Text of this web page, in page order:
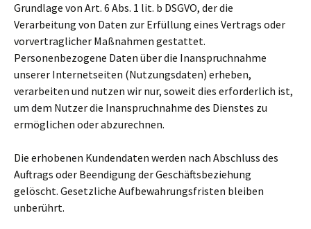
Grundlage von Art. 6 Abs. 1 lit. b DSGVO, der die
Verarbeitung von Daten zur Erfüllung eines Vertrags oder
vorvertraglicher Maßnahmen gestattet.
Personenbezogene Daten über die Inanspruchnahme
unserer Internetseiten (Nutzungsdaten) erheben,
verarbeiten und nutzen wir nur, soweit dies erforderlich ist,
um dem Nutzer die Inanspruchnahme des Dienstes zu
ermöglichen oder abzurechnen.
Die erhobenen Kundendaten werden nach Abschluss des
Auftrags oder Beendigung der Geschäftsbeziehung
gelöscht. Gesetzliche Aufbewahrungsfristen bleiben
unberührt.